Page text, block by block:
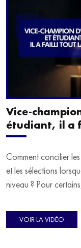
Vice-
étudiant, il a
Comment concilier
et les sélections
niveau ? Pour
d'Europe de Horse-
avant de trouver un
VOIR LA VIDÉO